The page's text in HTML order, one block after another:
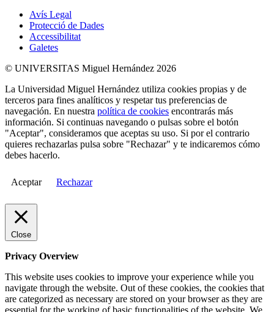
Avís Legal
Protecció de Dades
Accessibilitat
Galetes
© UNIVERSITAS Miguel Hernández 2026
La Universidad Miguel Hernández utiliza cookies propias y de
terceros para fines analíticos y respetar tus preferencias de
navegación. En nuestra política de cookies encontrarás más
información. Si continuas navegando o pulsas sobre el botón
"Aceptar", consideramos que aceptas su uso. Si por el contrario
quieres rechazarlas pulsa sobre "Rechazar" y te indicaremos cómo
debes hacerlo.
Aceptar Rechazar
Close
Privacy Overview
This website uses cookies to improve your experience while you
navigate through the website. Out of these cookies, the cookies that
are categorized as necessary are stored on your browser as they are